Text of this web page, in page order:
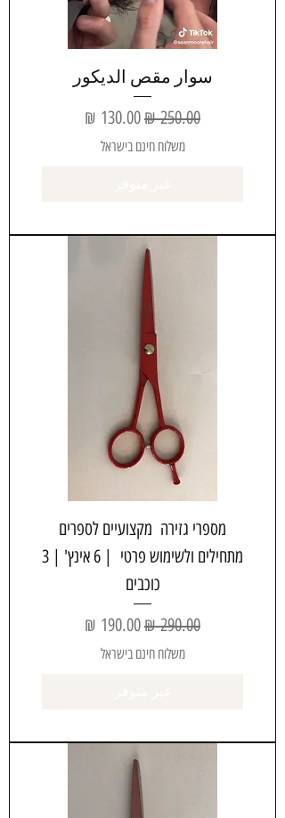
سوار مقص الديكور
سعر عاديسعر البيع
משלוח חינם בישראל
מספרי גזירה מקצועיים לספרים
מתחילים ולשימוש פרטי | 6 אינץ' | 3
כוכבים
سعر عاديسعر البيع
משלוח חינם בישראל